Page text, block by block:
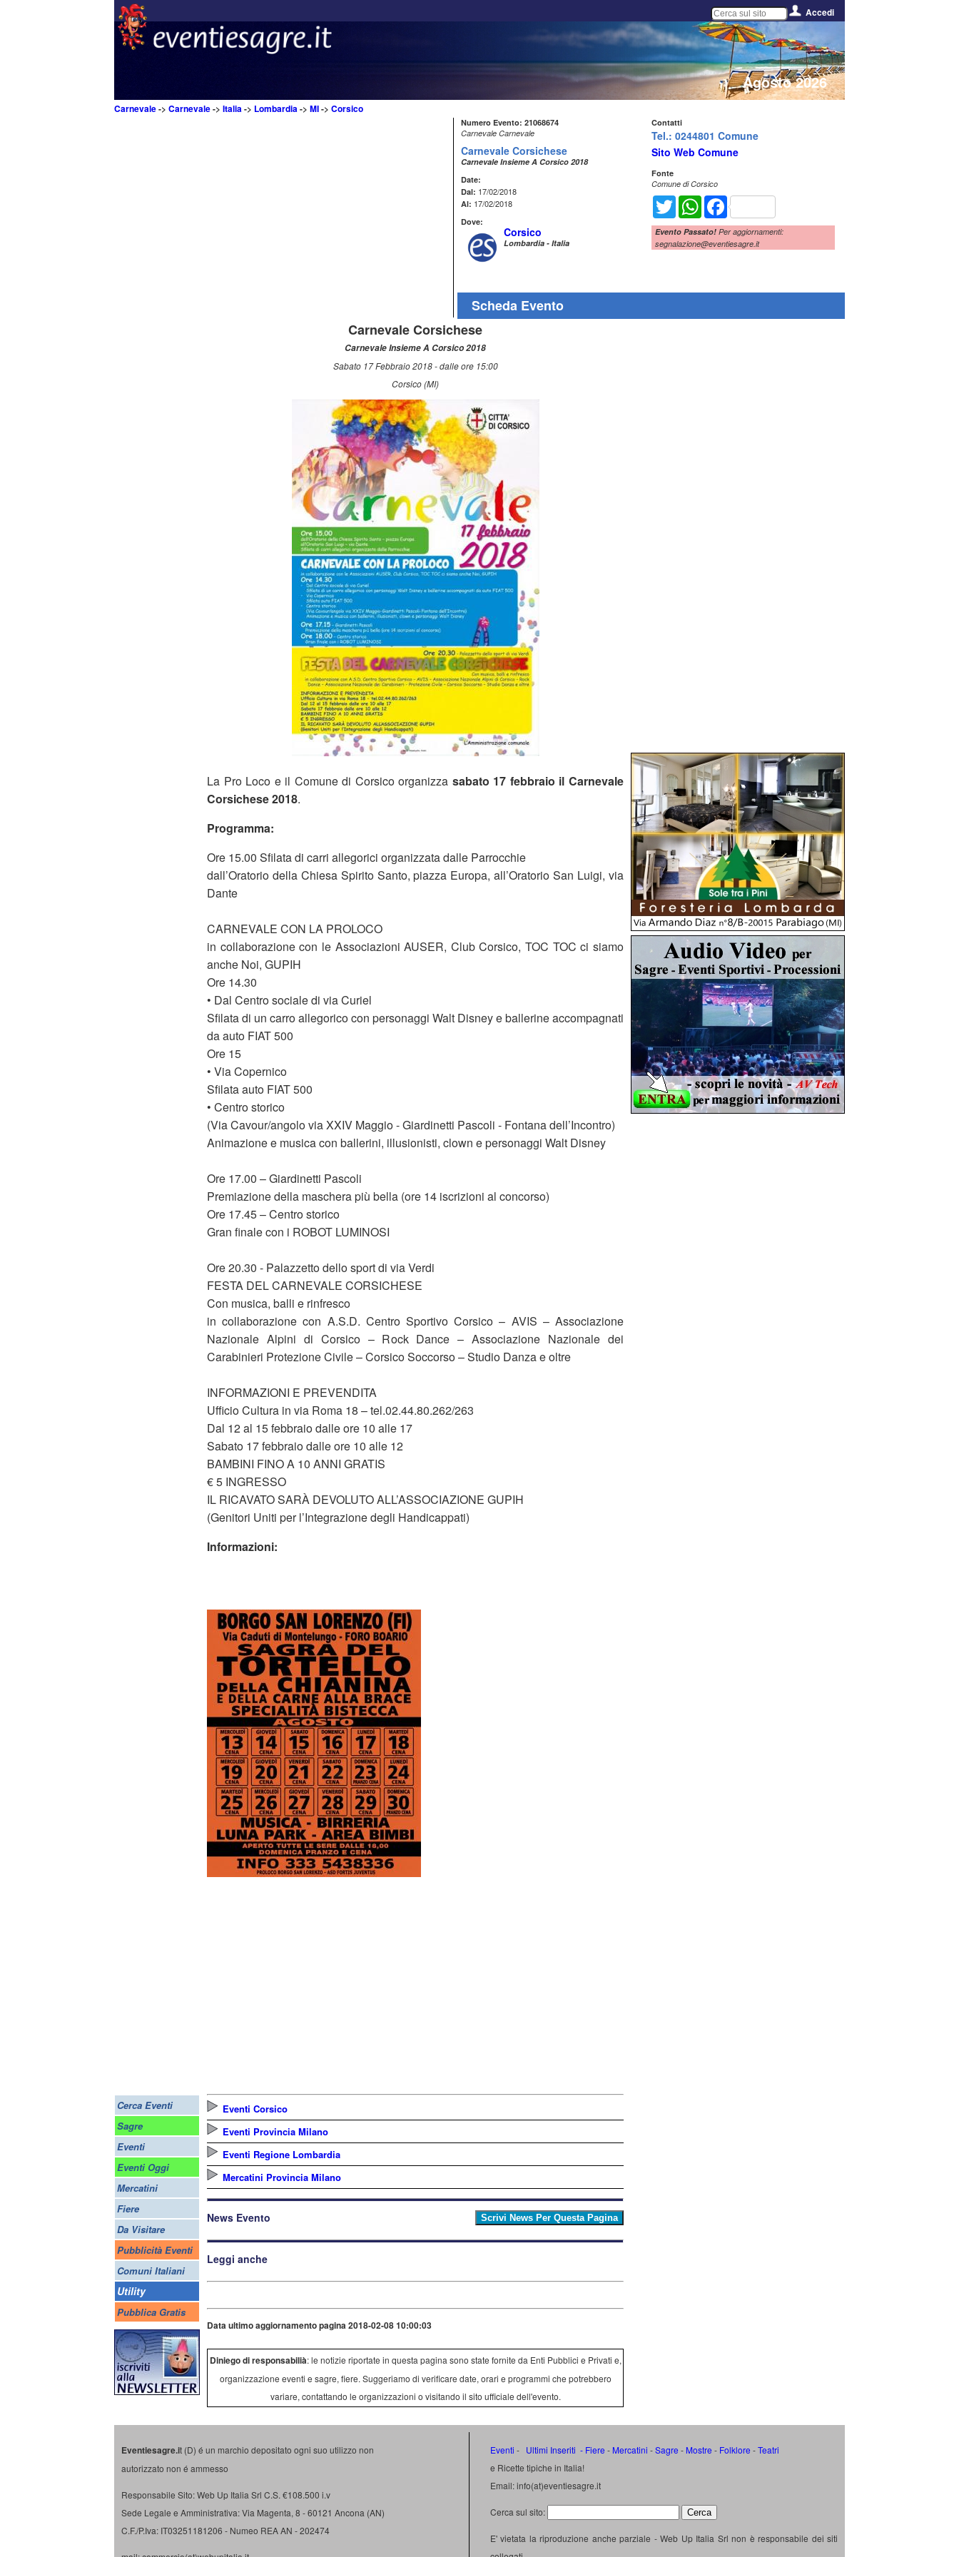
Accedi
Agosto 2026
Carnevale-> Carnevale-> Italia-> Lombardia-> MI-> Corsico
Cerca Eventi
Sagre
Eventi
Eventi Oggi
Mercatini
Fiere
Da Visitare
Pubblicità Eventi
Comuni Italiani
Utility
Pubblica Gratis
Numero Evento: 21068674
Carnevale Carnevale
Carnevale Corsichese
Carnevale Insieme A Corsico 2018
Date:
Dal: 17/02/2018
Al: 17/02/2018
Dove:
Corsico
Lombardia - Italia
Contatti
Tel.: 0244801 Comune
Sito Web Comune
Fonte
Comune di Corsico
Twitter WhatsAppFacebook
Evento Passato! Per aggiornamenti:
segnalazione@eventiesagre.it
Scheda Evento
Carnevale Corsichese
Carnevale Insieme A Corsico 2018
Sabato 17 Febbraio 2018 - dalle ore 15:00
Corsico (MI)
La Pro Loco e il Comune di Corsico organizza sabato 17 febbraio il Carnevale
Corsichese 2018.
Programma:
Ore 15.00 Sfilata di carri allegorici organizzata dalle Parrocchie
dall’Oratorio della Chiesa Spirito Santo, piazza Europa, all’Oratorio San Luigi, via
Dante
CARNEVALE CON LA PROLOCO
in collaborazione con le Associazioni AUSER, Club Corsico, TOC TOC ci siamo
anche Noi, GUPIH
Ore 14.30
• Dal Centro sociale di via Curiel
Sfilata di un carro allegorico con personaggi Walt Disney e ballerine accompagnati
da auto FIAT 500
Ore 15
• Via Copernico
Sfilata auto FIAT 500
• Centro storico
(Via Cavour/angolo via XXIV Maggio - Giardinetti Pascoli - Fontana dell’Incontro)
Animazione e musica con ballerini, illusionisti, clown e personaggi Walt Disney
Ore 17.00 – Giardinetti Pascoli
Premiazione della maschera più bella (ore 14 iscrizioni al concorso)
Ore 17.45 – Centro storico
Gran finale con i ROBOT LUMINOSI
Ore 20.30 - Palazzetto dello sport di via Verdi
FESTA DEL CARNEVALE CORSICHESE
Con musica, balli e rinfresco
in collaborazione con A.S.D. Centro Sportivo Corsico – AVIS – Associazione
Nazionale Alpini di Corsico – Rock Dance – Associazione Nazionale dei
Carabinieri Protezione Civile – Corsico Soccorso – Studio Danza e oltre
INFORMAZIONI E PREVENDITA
Ufficio Cultura in via Roma 18 – tel.02.44.80.262/263
Dal 12 al 15 febbraio dalle ore 10 alle 17
Sabato 17 febbraio dalle ore 10 alle 12
BAMBINI FINO A 10 ANNI GRATIS
€ 5 INGRESSO
IL RICAVATO SARÀ DEVOLUTO ALL’ASSOCIAZIONE GUPIH
(Genitori Uniti per l’Integrazione degli Handicappati)
Informazioni:
Eventi Corsico
Eventi Provincia Milano
Eventi Regione Lombardia
Mercatini Provincia Milano
News Evento
Leggi anche
Data ultimo aggiornamento pagina 2018-02-08 10:00:03
Diniego di responsabilià: le notizie riportate in questa pagina sono state fornite da Enti Pubblici e Privati e,
organizzazione eventi e sagre, fiere. Suggeriamo di verificare date, orari e programmi che potrebbero
variare, contattando le organizzazioni o visitando il sito ufficiale dell'evento.
Eventiesagre.it (D) é un marchio depositato ogni suo utilizzo non
autorizzato non é ammesso
Responsabile Sito: Web Up Italia Srl C.S. €108.500 i.v
Sede Legale e Amministrativa: Via Magenta, 8 - 60121 Ancona (AN)
C.F./P.Iva: IT03251181206 - Numeo REA AN - 202474
Eventi - Ultimi Inseriti - Fiere - Mercatini -Sagre - Mostre - Folklore -Teatri
e Ricette tipiche in Italia!
Email: info(at)eventiesagre.it
Cerca sul sito:
E' vietata la riproduzione anche parziale - Web Up Italia Srl non è responsabile dei siti